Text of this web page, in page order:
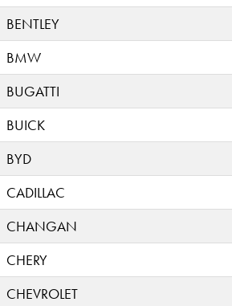
BENTLEY
BMW
BUGATTI
BUICK
BYD
CADILLAC
CHANGAN
CHERY
CHEVROLET